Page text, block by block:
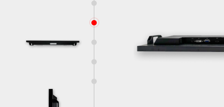
産業用パネルコンピュー
タ 、モニター
AIoT
EV充電器
スマート交通
技術サポート
製品保証
世界のパートナー
ビジネス戦略パートナー